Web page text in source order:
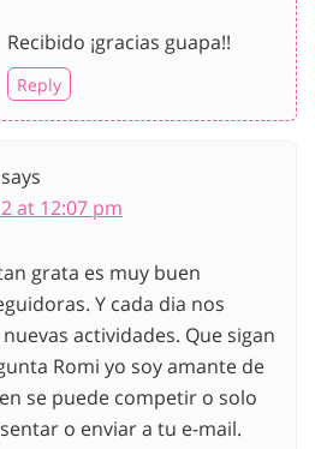
Recibido ¡gracias guapa!!
Reply
says
at 12:07 pm
grata es muy buen
Y cada dia nos
actividades. Que sigan
Romi yo soy amante de
se puede competir o solo
o enviar a tu e-mail.